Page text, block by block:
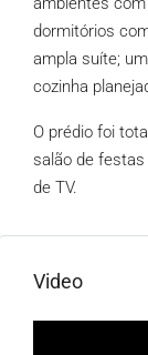
dormitórios
ampla suíte;
cozinha
O prédio foi
salão de
de TV.
Video